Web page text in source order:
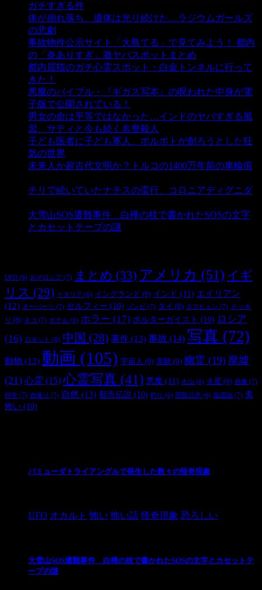
ガチすぎる件
体が崩れ落ち、遺体は光り続けた…ラジウムガールズ
の悲劇
事故物件公示サイト「大島てる」で見てみよう！ 都内
の「炎ありすぎ」激ヤバスポットまとめ
都内屈指のガチ心霊スポット・白金トンネルに行って
きた！
悪魔のバイブル・『ギガス写本』の呪われた中身が電
子版で公開されている！
男女の命は平等ではなかった…インドのヤバすぎる風
習、サティと今も続く名誉殺人
子ども医者に子ども軍人、ポルポトが創ろうとした狂
気の世界
未来人か超古代文明か？トルコの1400万年前の車輪痕
チリで続いていたナチスの蛮行、コロニアディグニダ
大雪山SOS遭難事件 白樺の枝で書かれたSOSの文字
とカセットテープの謎
UFO (6) おそロシア (7) まとめ (33) アメリカ (51) イギ
リス (29) イタリア (6) イングランド (9) インド (11) エイリアン
(12) オーパーツ (7) セルフィー (10) ゾンビ (7) タイ (9) タマヒュン (7)
ドッキ
リ (8) ネコ (7) ホテル (6) ホラー (17) ポルターガイスト (10) ロシア
(16)
ロボット (6) 中国 (28) 事件 (13) 事故 (14) 写真 (72)
動物 (13) 動画 (105) 宇宙人 (9) 実験 (9) 幽霊 (19) 廃墟
(21) 心霊 (15) 心霊写真 (41) 悪魔 (11) 火山 (6) 火星 (9) 画像 (7)
科学 (7) 自撮り (7) 自然 (13) 都市伝説 (10) 釣り (6) 閲覧注意 (6) 陰謀論 (7) 鬼
怖い (10)
バミューダトライアングルで発生した数々の怪奇現象
UFO オカルト 怖い 怖い話 怪奇現象 恐ろしい
大雪山SOS遭難事件 白樺の枝で書かれたSOSの文字とカセットテ
ープの謎